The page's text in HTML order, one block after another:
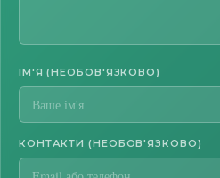
ІМ'Я (НЕОБОВ'ЯЗКОВО)
КОНТАКТИ (НЕОБОВ'ЯЗКОВО)